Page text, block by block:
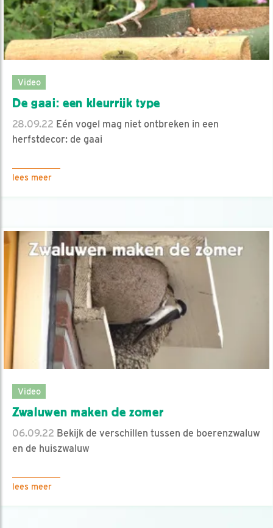
Video
De gaai: een kleurrijk type
28.09.22 Eén vogel mag niet ontbreken in een
herfstdecor: de gaai
lees meer
Video
Zwaluwen maken de zomer
06.09.22 Bekijk de verschillen tussen de boerenzwaluw
en de huiszwaluw
lees meer